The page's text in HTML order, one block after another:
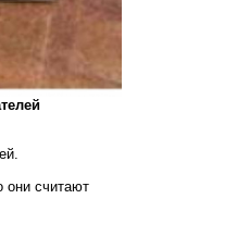
они считают